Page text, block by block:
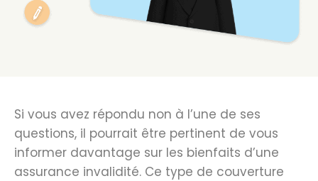
Si vous avez répondu non à l’une de ses
questions, il pourrait être pertinent de vous
informer davantage sur les bienfaits d’une
assurance invalidité. Ce type de couverture